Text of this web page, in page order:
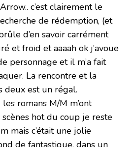
c’est clairement le
de rédemption, (et
d’en savoir carrément
et froid et aaaah ok j’avoue
personnage et il m’a fait
La rencontre et la
deux est un régal.
romans M/M m’ont
hot du coup je reste
mais c’était une jolie